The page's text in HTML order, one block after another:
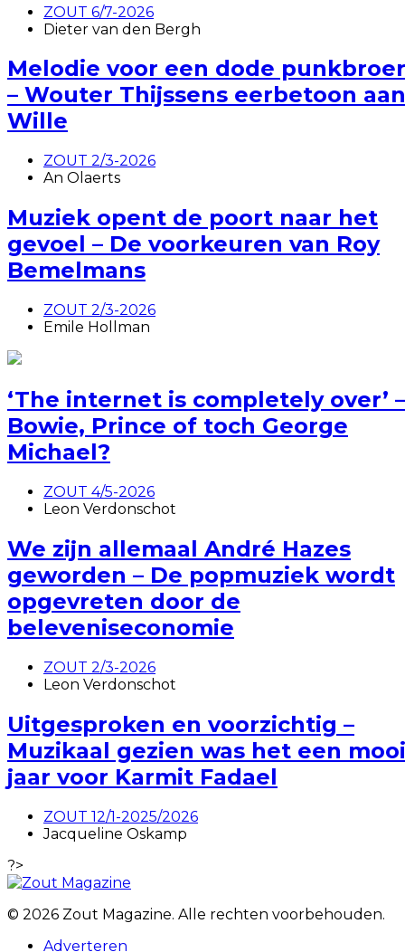
ZOUT 6/7-2026
Dieter van den Bergh
Melodie voor een dode punkbroer
– Wouter Thijssens eerbetoon aan
Wille
ZOUT 2/3-2026
An Olaerts
Muziek opent de poort naar het
gevoel – De voorkeuren van Roy
Bemelmans
ZOUT 2/3-2026
Emile Hollman
‘The internet is completely over’ –
Bowie, Prince of toch George
Michael?
ZOUT 4/5-2026
Leon Verdonschot
We zijn allemaal André Hazes
geworden – De popmuziek wordt
opgevreten door de
beleveniseconomie
ZOUT 2/3-2026
Leon Verdonschot
Uitgesproken en voorzichtig –
Muzikaal gezien was het een mooi
jaar voor Karmit Fadael
ZOUT 12/1-2025/2026
Jacqueline Oskamp
?>
© 2026 Zout Magazine. Alle rechten voorbehouden.
Adverteren